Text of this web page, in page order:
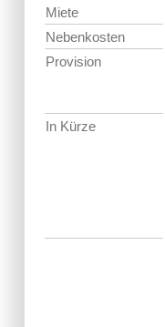
Miete
Nebenkosten
Provision
In Kürze